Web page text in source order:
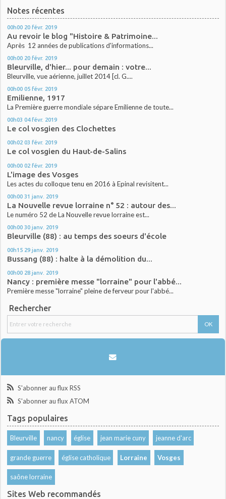
Notes récentes
00h00 20 févr. 2019
Au revoir le blog "Histoire & Patrimoine...
Après 12 années de publications d'informations...
00h00 20 févr. 2019
Bleurville, d'hier... pour demain : votre...
Bleurville, vue aérienne, juillet 2014 [cl. G....
00h00 05 févr. 2019
Emilienne, 1917
La Première guerre mondiale sépare Emilienne de toute...
00h03 04 févr. 2019
Le col vosgien des Clochettes
00h02 03 févr. 2019
Le col vosgien du Haut-de-Salins
00h00 02 févr. 2019
L'image des Vosges
Les actes du colloque tenu en 2016 à Epinal revisitent...
00h00 31 janv. 2019
La Nouvelle revue lorraine n° 52 : autour des...
Le numéro 52 de La Nouvelle revue lorraine est...
00h00 30 janv. 2019
Bleurville (88) : au temps des soeurs d'école
00h15 29 janv. 2019
Bussang (88) : halte à la démolition du...
00h00 28 janv. 2019
Nancy : première messe "lorraine" pour l'abbé...
Première messe "lorraine" pleine de ferveur pour l'abbé...
Rechercher
S'abonner au flux RSS
S'abonner au flux ATOM
Tags populaires
Bleurville nancy église jean marie cuny jeanne d'arc
grande guerre église catholique Lorraine Vosges
saône lorraine
Sites Web recommandés